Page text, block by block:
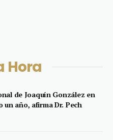
Hora
de Joaquín González en
un año, afirma Dr. Pech